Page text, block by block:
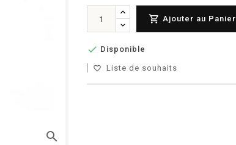
search
 Ajouter au Panier
 Disponible
favorite_border Liste de souhaits